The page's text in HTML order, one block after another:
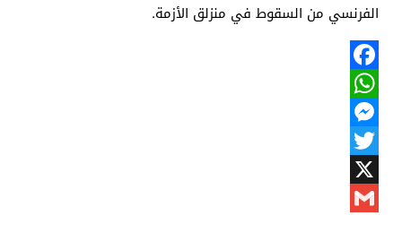
الفرنسي من السقوط في منزلق الأزمة.
Facebook
WhatsApp
Messenger
Twitter
X